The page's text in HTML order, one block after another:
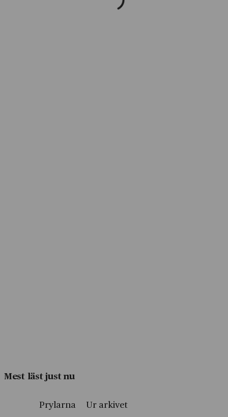
Mest läst just nu
Prylarna Ur arkivet